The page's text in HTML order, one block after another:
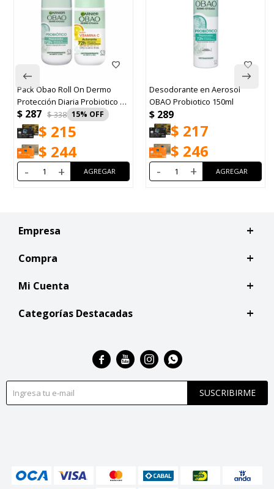
Pack Obao Roll On Dermo
Protección Diaria Probiotico y
Vitamina C
$ 287 $338 15
$ 215
$ 244
- +
Desodorante en Aerosol
OBAO Probiotico 150ml
$ 289
$ 217
$ 246
- +
Empresa
Compra
Mi Cuenta
Categorías Destacadas
SUSCRIBIRME
   